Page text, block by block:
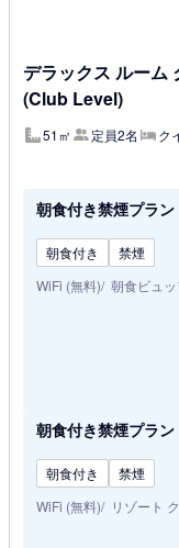
デラックス ルーム
(Club Level)
51㎡ 定員2名 ク
朝食付き禁煙プラン
朝食付き
禁煙
WiFi (無料) 朝食ビュッ
朝食付き禁煙プラン
朝食付き
禁煙
WiFi (無料)
リゾート